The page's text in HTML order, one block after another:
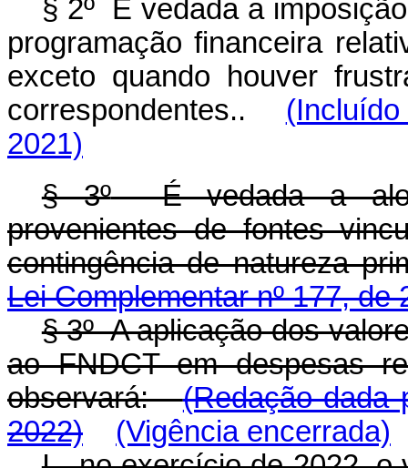
§ 2º É vedada a
programação financeira
exceto quando houver
correspondentes..
2021)
§ 3ºÉ vedada a
provenientes de fontes
contingência de natureza
Lei Complementar nº 177, de
§ 3º A aplicação dos
ao FNDCT em despesas
observará:(Redação dada
2022)
(Vigência encerrada)